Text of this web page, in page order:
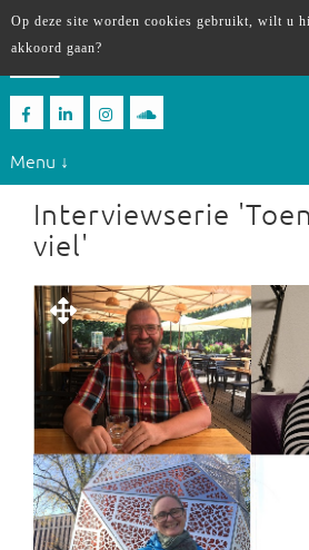
Menu ↓
Interviewserie
viel'
Op deze site worden cookies gebruikt, wilt u
akkoord gaan?